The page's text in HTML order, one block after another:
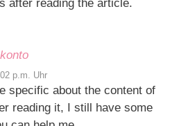
after reading the article.
p.m. Uhr
specific about the content of
reading it, I still have some